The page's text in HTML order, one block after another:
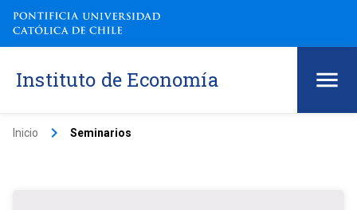
Instituto de Economía
Inicio keyboard_arrow_right Seminarios